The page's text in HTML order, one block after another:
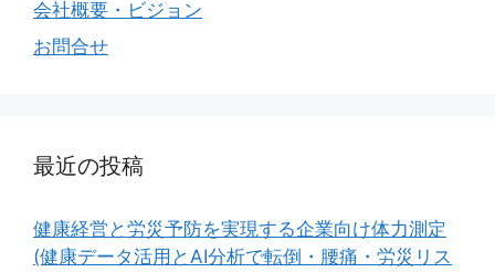
会社概要・ビジョン
お問合せ
最近の投稿
健康経営と労災予防を実現する企業向け体力測定
(健康データ活用とAI分析で転倒・腰痛・労災リス